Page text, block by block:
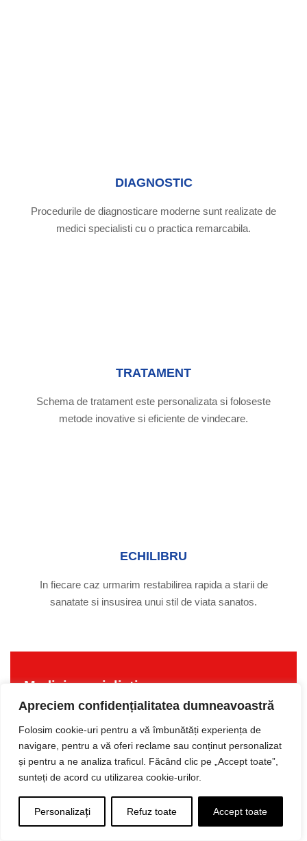
Apreciem confidențialitatea dumneavoastră
Folosim cookie-uri pentru a vă îmbunătăți experiența de
navigare, pentru a vă oferi reclame sau conținut personalizat
și pentru a ne analiza traficul. Făcând clic pe „Accept toate”,
sunteți de acord cu utilizarea cookie-urilor.
Personalizați Refuz toate Accept toate
DIAGNOSTIC
Procedurile de diagnosticare moderne sunt realizate de
medici specialisti cu o practica remarcabila.
TRATAMENT
Schema de tratament este personalizata si foloseste
metode inovative si eficiente de vindecare.
ECHILIBRU
In fiecare caz urmarim restabilirea rapida a starii de
sanatate si insusirea unui stil de viata sanatos.
Medici specialisti
aplicam solutii inovative de tratament.
VEZI PERSONAL